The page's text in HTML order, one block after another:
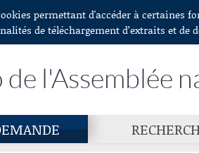
permettant d'accéder à certaines
de téléchargement d’extraits et de
l'Assemblée